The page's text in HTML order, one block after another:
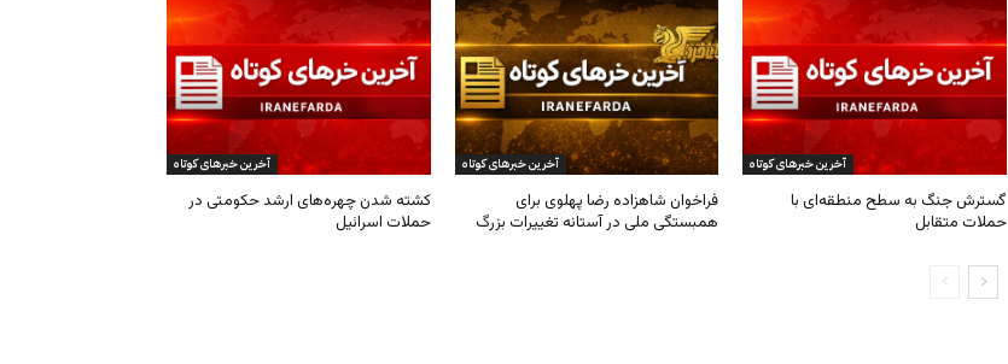
آخرین خبرهای کوتاه
کشته شدن چهره‌های ارشد حکومتی در
حملات اسرائیل
آخرین خبرهای کوتاه
فراخوان شاهزاده رضا پهلوی برای
همبستگی ملی در آستانه تغییرات بزرگ
آخرین خبرهای کوتاه
گسترش جنگ به سطح منطقه‌ای با
حملات متقابل